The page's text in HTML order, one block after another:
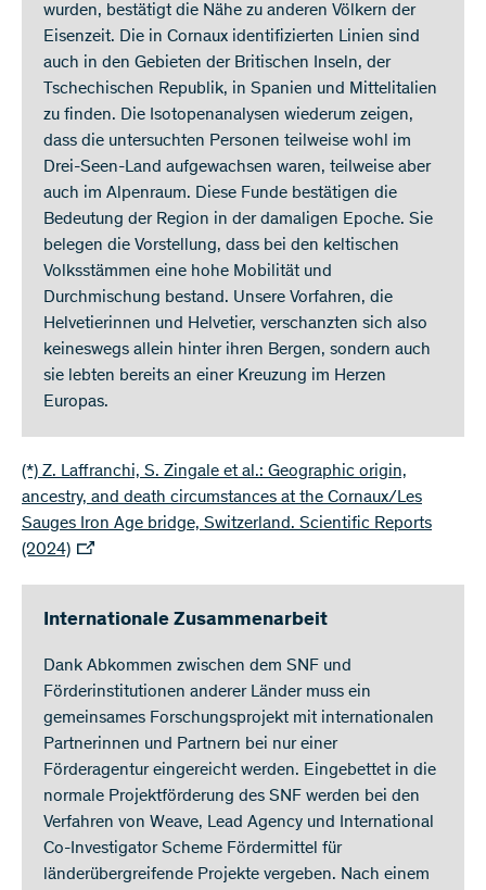
wurden, bestätigt die Nähe zu anderen Völkern der
Eisenzeit. Die in Cornaux identifizierten Linien sind
auch in den Gebieten der Britischen Inseln, der
Tschechischen Republik, in Spanien und Mittelitalien
zu finden. Die Isotopenanalysen wiederum zeigen,
dass die untersuchten Personen teilweise wohl im
Drei-Seen-Land aufgewachsen waren, teilweise aber
auch im Alpenraum. Diese Funde bestätigen die
Bedeutung der Region in der damaligen Epoche. Sie
belegen die Vorstellung, dass bei den keltischen
Volksstämmen eine hohe Mobilität und
Durchmischung bestand. Unsere Vorfahren, die
Helvetierinnen und Helvetier, verschanzten sich also
keineswegs allein hinter ihren Bergen, sondern auch
sie lebten bereits an einer Kreuzung im Herzen
Europas.
(*) Z. Laffranchi, S. Zingale et al.: Geographic origin,
ancestry, and death circumstances at the Cornaux/Les
Sauges Iron Age bridge, Switzerland. Scientific Reports
(2024)
Internationale Zusammenarbeit
Dank Abkommen zwischen dem SNF und
Förderinstitutionen anderer Länder muss ein
gemeinsames Forschungsprojekt mit internationalen
Partnerinnen und Partnern bei nur einer
Förderagentur eingereicht werden. Eingebettet in die
normale Projektförderung des SNF werden bei den
Verfahren von Weave, Lead Agency und International
Co-Investigator Scheme Fördermittel für
länderübergreifende Projekte vergeben. Nach einem